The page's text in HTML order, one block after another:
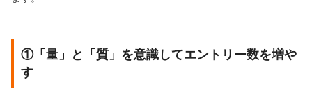
①「量」と「質」を意識してエントリー数を増や
す